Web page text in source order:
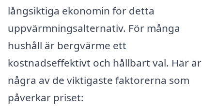
långsiktiga ekonomin för detta
uppvärmningsalternativ. För många
hushåll är bergvärme ett
kostnadseffektivt och hållbart val. Här är
några av de viktigaste faktorerna som
påverkar priset: